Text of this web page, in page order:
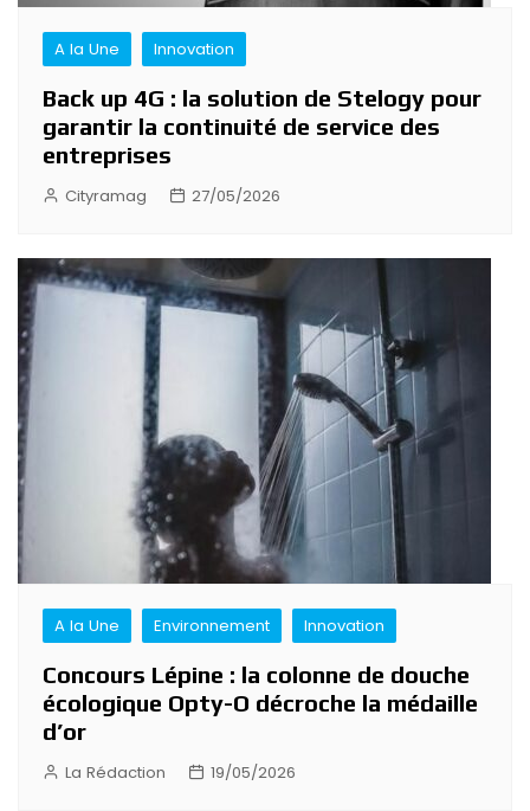
A la Une Innovation
Back up 4G : la solution de Stelogy pour
garantir la continuité de service des
entreprises
Cityramag 27/05/2026
A la Une Environnement Innovation
Concours Lépine : la colonne de douche
écologique Opty-O décroche la médaille
d’or
La Rédaction 19/05/2026